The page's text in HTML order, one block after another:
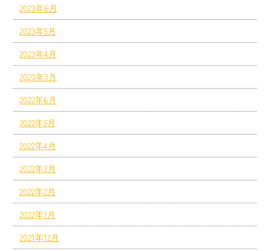
2023年6月
2023年5月
2023年4月
2023年3月
2022年6月
2022年5月
2022年4月
2022年3月
2022年2月
2022年1月
2021年12月